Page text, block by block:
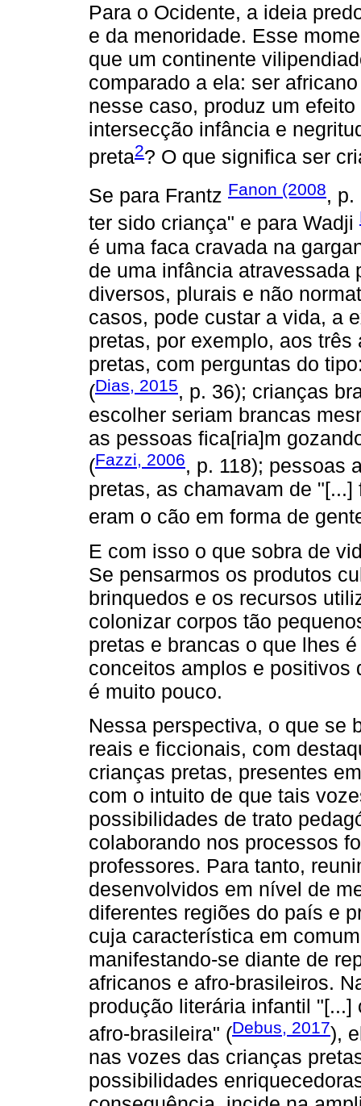
Para o Ocidente, a ideia
e da menoridade. Esse
que um continente
comparado a ela: ser
nesse caso, produz um
intersecção infância e
preta2? O que significa ser
Se para Frantz Fanon (2008, p.
ter sido criança" e para Wadji
é uma faca cravada na
de uma infância atravessada
diversos, plurais e não
casos, pode custar a vida, a
pretas, por exemplo, aos
pretas, com perguntas do
(Dias, 2015, p. 36); crianças
escolher seriam brancas
as pessoas fica[ria]m
(Fazzi, 2006, p. 118); pessoas
pretas, as chamavam de
eram o cão em forma de
E com isso o que sobra de
Se pensarmos os produtos
brinquedos e os recursos
colonizar corpos tão
pretas e brancas o que lhes
conceitos amplos e positivos
é muito pouco.
Nessa perspectiva, o que se
reais e ficcionais, com
crianças pretas, presentes
com o intuito de que tais
possibilidades de trato
colaborando nos processos
professores. Para tanto,
desenvolvidos em nível de
diferentes regiões do país e
cuja característica em
manifestando-se diante de
africanos e afro-brasileiros.
produção literária infantil
afro-brasileira" (Debus, 2017),
nas vozes das crianças
possibilidades